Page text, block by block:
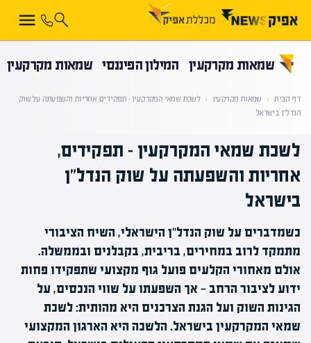
שמאות מקרקעין המילון הפיננסי שמאות מקרקעין
דף הבית ‹ שמאות מקרקעין ‹ לשכת שמאי המקרקעין – תפקידים, אחריות והשפעתה על שוק
הנדל"ן בישראל
לשכת שמאי המקרקעין – תפקידים,
אחריות והשפעתה על שוק הנדל"ן
בישראל
כשמדברים על שוק הנדל"ן הישראלי, השיח הציבורי
מתמקד לרוב במחירים, בריבית, בקבלנים ובממשלה.
אולם מאחורי הקלעים פועל גוף מקצועי שתפקידו פחות
ידוע לציבור הרחב — אך השפעתו על שווי הנכסים, על
הגינות השוק ועל הגנת הצרכנים היא מהותית: לשכת
שמאי המקרקעין בישראל. הלשכה היא הארגון המקצועי